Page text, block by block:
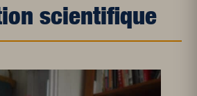
scientifique